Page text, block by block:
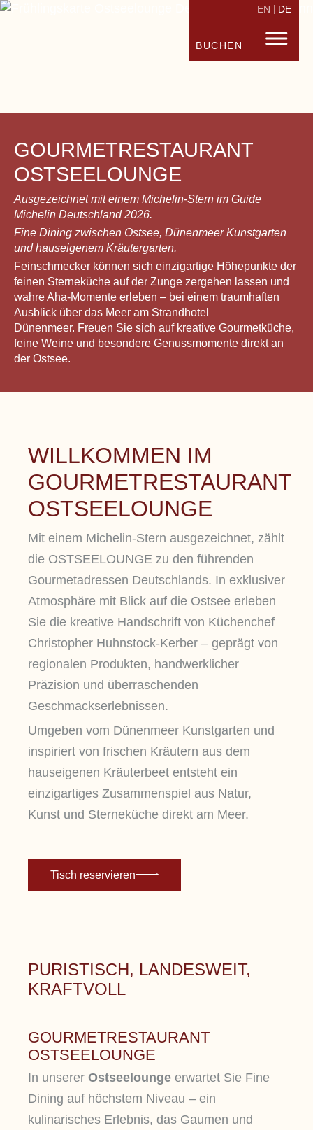
STRANDHOTEL FISCHLAND
BUCHEN
EN DE
GOURMETRESTAURANT
OSTSEELOUNGE
Ausgezeichnet mit einem Michelin-Stern im Guide
Michelin Deutschland 2026.
Fine Dining zwischen Ostsee, Dünenmeer Kunstgarten
und hauseigenem Kräutergarten.
Feinschmecker können sich einzigartige Höhepunkte der
feinen Sterneküche auf der Zunge zergehen lassen und
wahre Aha-Momente erleben – bei einem traumhaften
Ausblick über das Meer am Strandhotel
Dünenmeer. Freuen Sie sich auf kreative Gourmetküche,
feine Weine und besondere Genussmomente direkt an
der Ostsee.
WILLKOMMEN IM
GOURMETRESTAURANT
OSTSEELOUNGE
Mit einem Michelin-Stern ausgezeichnet, zählt
die OSTSEELOUNGE zu den führenden
Gourmetadressen Deutschlands. In exklusiver
Atmosphäre mit Blick auf die Ostsee erleben
Sie die kreative Handschrift von Küchenchef
Christopher Huhnstock-Kerber – geprägt von
regionalen Produkten, handwerklicher
Präzision und überraschenden
Geschmackserlebnissen.
Umgeben vom Dünenmeer Kunstgarten und
inspiriert von frischen Kräutern aus dem
hauseigenen Kräuterbeet entsteht ein
einzigartiges Zusammenspiel aus Natur,
Kunst und Sterneküche direkt am Meer.
Tisch reservieren
PURISTISCH, LANDESWEIT,
KRAFTVOLL
GOURMETRESTAURANT
OSTSEELOUNGE
In unserer Ostseelounge erwartet Sie Fine
Dining auf höchstem Niveau – ein
kulinarisches Erlebnis, das Gaumen und